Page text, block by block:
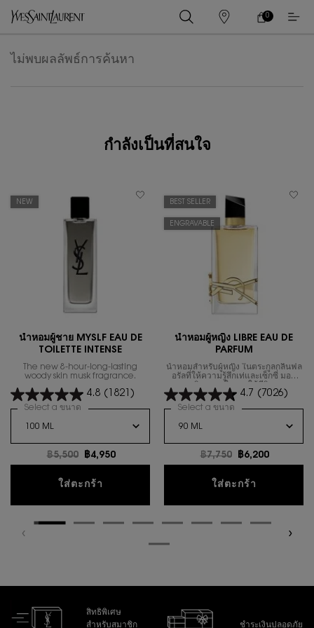
ร้าน
ค้า
ตะกร้า
0
0 PRODUCT IN
ไม่พบผลลัพธ์การค้นหา
กำลังเป็นที่สนใจ
NEW
น้ำหอมผู้ชาย MYSLF EAU DE
TOILETTE INTENSE
The new 8-hour-long-lasting
woody skin musk fragrance.
4.8 (1821)
Select a ขนาด for น้ำหอมผู้ชาย MYSLF EAU DE TOILETTE INTENSE
ราคาเก่า
฿5,500 ราคาใหม่
฿4,950
ใส่ตะกร้า น้ำหอมผู้ชาย MYSLF EAU DE TOILETTE
BEST SELLER
ENGRAVABLE
นํ้าหอมผู้หญิง LIBRE EAU DE
PARFUM
น้ำหอมสำหรับผู้หญิง ในตระกูลกลิ่นฟล
อรัลที่ให้ความรู้สึกเท่และเซ็กซี่ มอบ
4.7 (7026)
Select a ขนาด for นํ้าหอมผู้หญิง
ราคาเก่า
฿7,750 ราคาใหม่
฿6,200
ใส่ตะกร้า
สิทธิพิเศษ
สำหรับสมาชิก
ชำระเงินปลอดภัย